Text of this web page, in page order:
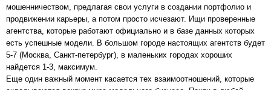
мошенничеством, предлагая свои услуги в создании портфолио и
продвижении карьеры, а потом просто исчезают. Ищи проверенные
агентства, которые работают официально и в базе данных которых
есть успешные модели. В большом городе настоящих агентств будет
5-7 (Москва, Санкт-петербург), в маленьких городах хороших
найдется 1-3, максимум.
Еще один важный момент касается тех взаимоотношений, которые